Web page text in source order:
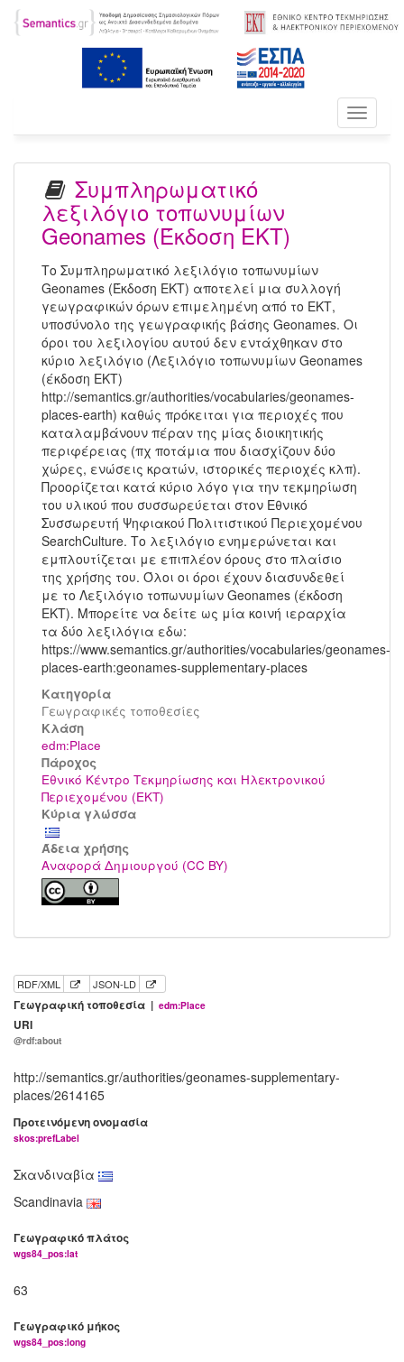
Toggle
Συμπληρωματικό
λεξιλόγιο τοπωνυμίων
Geonames (Έκδοση ΕΚΤ)
Το Συμπληρωματικό λεξιλόγιο τοπωνυμίων
Geonames (Έκδοση ΕΚΤ) αποτελεί μια συλλογή
γεωγραφικών όρων επιμελημένη από το ΕΚΤ,
υποσύνολο της γεωγραφικής βάσης Geonames. Οι
όροι του λεξιλογίου αυτού δεν εντάχθηκαν στο
κύριο λεξιλόγιο (Λεξιλόγιο τοπωνυμίων Geonames
(έκδοση ΕΚΤ)
http://semantics.gr/authorities/vocabularies/geonames-
places-earth) καθώς πρόκειται για περιοχές που
καταλαμβάνουν πέραν της μίας διοικητικής
περιφέρειας (πχ ποτάμια που διασχίζουν δύο
χώρες, ενώσεις κρατών, ιστορικές περιοχές κλπ).
Προορίζεται κατά κύριο λόγο για την τεκμηρίωση
του υλικού που συσσωρεύεται στον Εθνικό
Συσσωρευτή Ψηφιακού Πολιτιστικού Περιεχομένου
SearchCulture. Το λεξιλόγιο ενημερώνεται και
εμπλουτίζεται με επιπλέον όρους στο πλαίσιο
της χρήσης του. Όλοι οι όροι έχουν διασυνδεθεί
με το Λεξιλόγιο τοπωνυμίων Geonames (έκδοση
ΕΚΤ). Μπορείτε να δείτε ως μία κοινή ιεραρχία
τα δύο λεξιλόγια εδω:
https://www.semantics.gr/authorities/vocabularies/geonames-
places-earth:geonames-supplementary-places
Κατηγορία
Γεωγραφικές τοποθεσίες
Kλάση
edm:Place
Πάροχος
Εθνικό Κέντρο Τεκμηρίωσης και Ηλεκτρονικού
Περιεχομένου (ΕΚΤ)
Κύρια γλώσσα
Άδεια χρήσης
Αναφορά Δημιουργού (CC BY)
RDF/XML JSON-LD
Γεωγραφική τοποθεσία | edm:Place
URI
@rdf:about
http://semantics.gr/authorities/geonames-supplementary-
places/2614165
Προτεινόμενη ονομασία
skos:prefLabel
Σκανδιναβία
Scandinavia
Γεωγραφικό πλάτος
wgs84_pos:lat
63
Γεωγραφικό μήκος
wgs84_pos:long